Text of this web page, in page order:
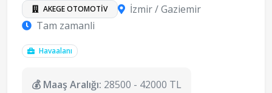
AKEGE OTOMOTİV
İzmir / Gaziemir
Tam zamanli
Havaalanı
💰 Maaş Aralığı: 28500 - 42000 TL